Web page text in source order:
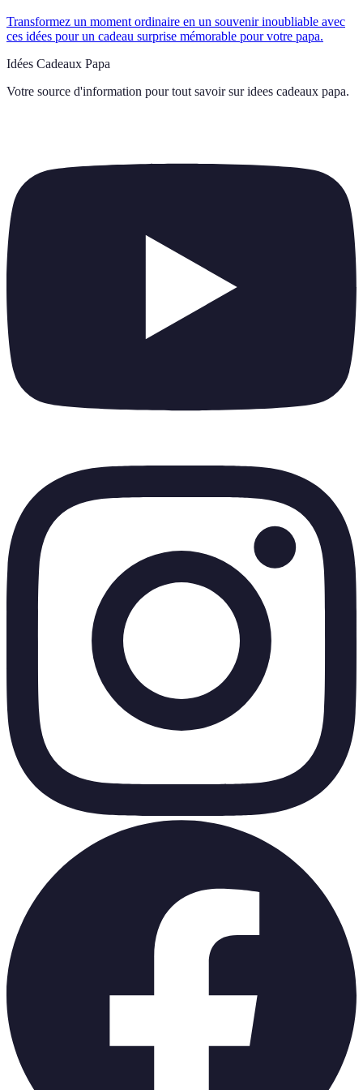
Transformez un moment ordinaire en un souvenir inoubliable avec
ces idées pour un cadeau surprise mémorable pour votre papa.
Idées Cadeaux Papa
Votre source d'information pour tout savoir sur idees cadeaux papa.